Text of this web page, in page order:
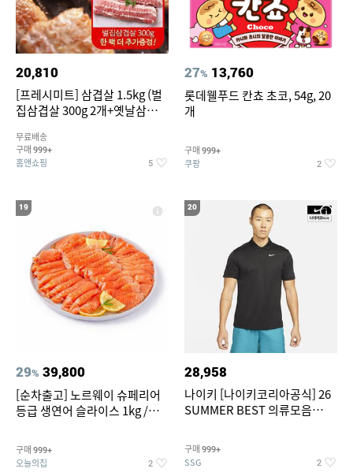
20,810
[프레시미트] 삼겹살 1.5kg (벌
집삼겹살 300g 2개+옛날삼겹살
팩 추가증정)
무료배송
구매 999+
홈앤쇼핑 5
27% 13,760
롯데웰푸드 칸쵸 초코, 54g, 20
개
구매 999+
쿠팡 2
19
29% 39,800
[순차출고] 노르웨이 슈페리어
등급 생연어 슬라이스 1kg /
구매 999+
오늘의집 2
20
28,958
나이키 [나이키코리아공식] 26
SUMMER BEST 의류모음
구매 999+
SSG 2